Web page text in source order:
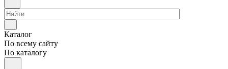
Каталог
По всему сайту
По каталогу